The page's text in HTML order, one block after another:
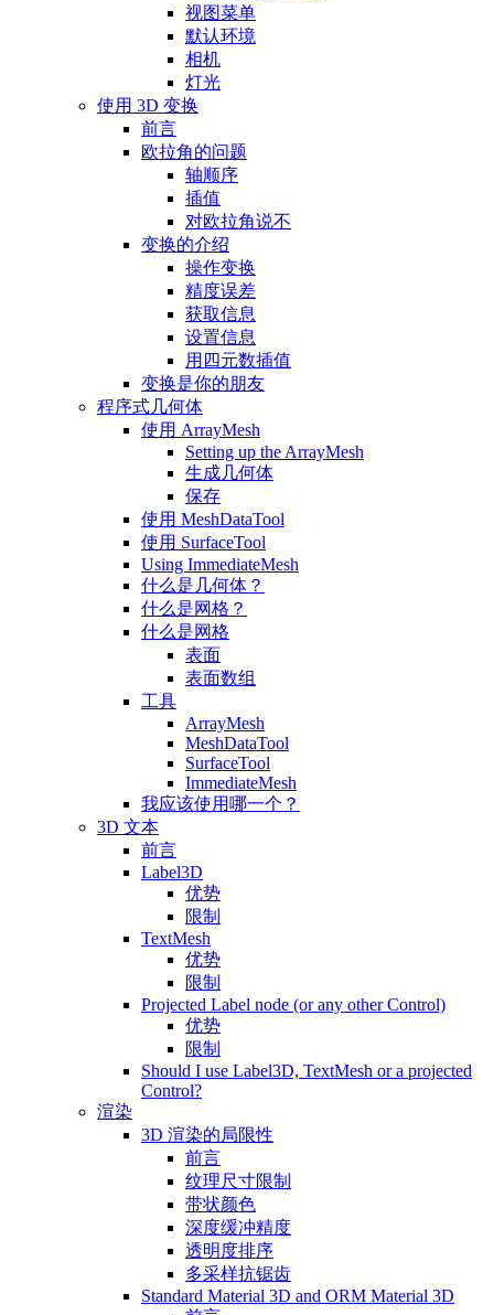
视图菜单
默认环境
相机
灯光
使用 3D 变换
前言
欧拉角的问题
轴顺序
插值
对欧拉角说不
变换的介绍
操作变换
精度误差
获取信息
设置信息
用四元数插值
变换是你的朋友
程序式几何体
使用 ArrayMesh
Setting up the ArrayMesh
生成几何体
保存
使用 MeshDataTool
使用 SurfaceTool
Using ImmediateMesh
什么是几何体？
什么是网格？
什么是网格
表面
表面数组
工具
ArrayMesh
MeshDataTool
SurfaceTool
ImmediateMesh
我应该使用哪一个？
3D 文本
前言
Label3D
优势
限制
TextMesh
优势
限制
Projected Label node (or any other Control)
优势
限制
Should I use Label3D, TextMesh or a projected
Control?
渲染
3D 渲染的局限性
前言
纹理尺寸限制
带状颜色
深度缓冲精度
透明度排序
多采样抗锯齿
Standard Material 3D and ORM Material 3D